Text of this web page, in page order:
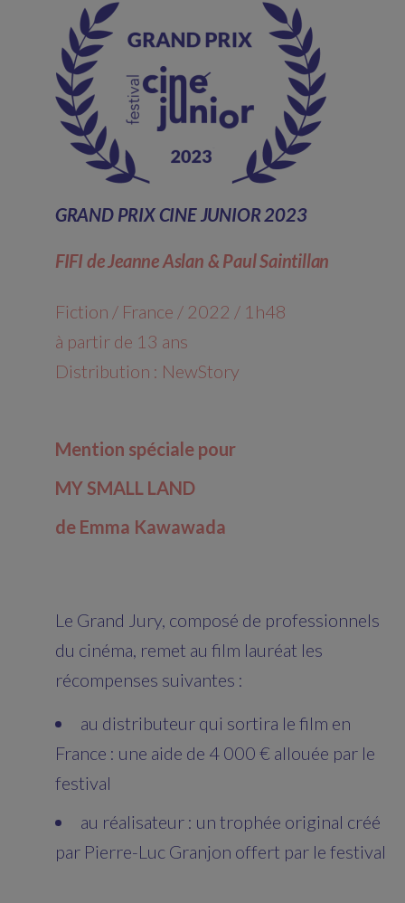
GRAND PRIX CINE JUNIOR 2023
FIFI de Jeanne Aslan & Paul Saintillan
Fiction / France / 2022 / 1h48
à partir de 13 ans
Distribution : NewStory
Mention spéciale pour
MY SMALL LAND
de Emma Kawawada
Le Grand Jury, composé de professionnels
du cinéma, remet au film lauréat les
récompenses suivantes :
au distributeur qui sortira le film en
France : une aide de 4 000 € allouée par le
festival
au réalisateur : un trophée original créé
par Pierre-Luc Granjon offert par le festival